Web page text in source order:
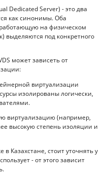
Dedicated Server) - это два
как синонимы. Оба
на физическом
выделяются под конкретного
может зависеть от
виртуализации
изолированы логически,
виртуализацию (например,
высокую степень изоляции и
в Казахстане, стоит уточнять у
- от этого зависит